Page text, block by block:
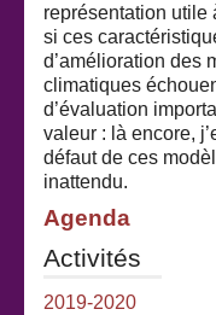
représentation utile
si ces
d’amélioration des
climatiques
d’évaluation
valeur : là encore,
défaut de ces
inattendu.
Agenda
Activités
2019-2020